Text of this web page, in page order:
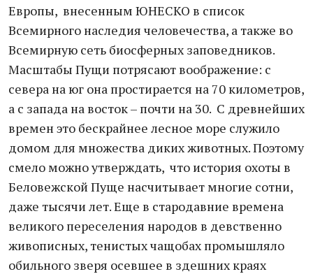
Европы, внесенным ЮНЕСКО в список
Всемирного наследия человечества, а также во
Всемирную сеть биосферных заповедников.
Масштабы Пущи потрясают воображение: с
севера на юг она простирается на 70 километров,
а с запада на восток – почти на 30. С древнейших
времен это бескрайнее лесное море служило
домом для множества диких животных. Поэтому
смело можно утверждать, что история охоты в
Беловежской Пуще насчитывает многие сотни,
даже тысячи лет. Еще в стародавние времена
великого переселения народов в девственно
живописных, тенистых чащобах промышляло
обильного зверя осевшее в здешних краях